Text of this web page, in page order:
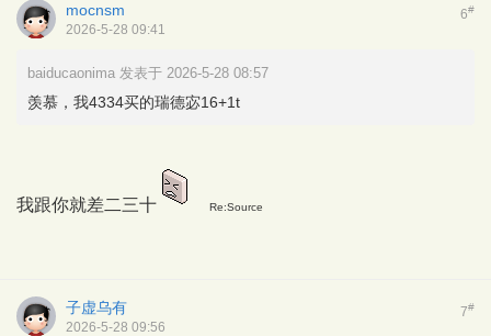
6#
mocnsm
2026-5-28 09:41
baiducaonima 发表于 2026-5-28 08:57
羡慕，我4334买的瑞德宓16+1t
我跟你就差二三十 Re:Source
7#
子虚乌有
2026-5-28 09:56